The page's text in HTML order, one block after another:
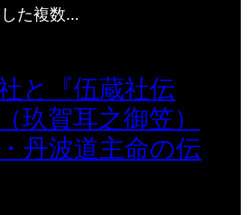
た複数…
と『伍蔵社伝
玖賀耳之御笠）
丹波道主命の伝